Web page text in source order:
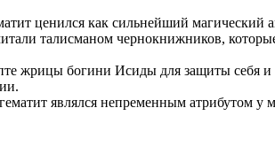
ценился как сильнейший магический
талисманом чернокнижников,
жрицы богини Исиды для защиты себя и
являлся непременным атрибутом